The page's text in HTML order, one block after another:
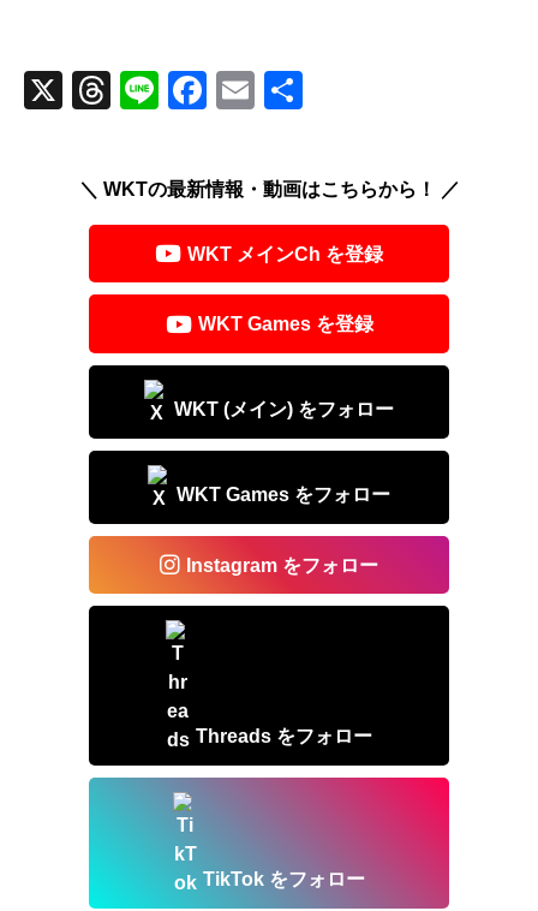
X
T
a
s
Li
F
e
b
o
o
k
E
＼ WKTの最新情報・動画はこちらから！ ／
WKT メインCh を登録
WKT Games を登録
WKT (メイン) をフォロー
WKT Games をフォロー
Instagram をフォロー
Threads をフォロー
TikTok をフォロー